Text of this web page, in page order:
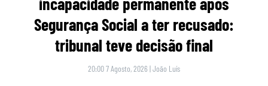
Segurança Social a ter recusado:
tribunal teve decisão final
20:00 7 Agosto, 2026 |João Luís